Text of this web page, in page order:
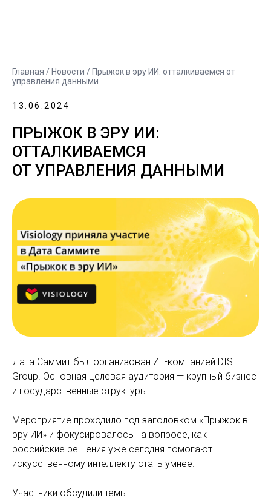
Главная / Новости / Прыжок в эру ИИ: отталкиваемся от
управления данными
13.06.2024
ПРЫЖОК В ЭРУ ИИ:
ОТТАЛКИВАЕМСЯ
ОТ УПРАВЛЕНИЯ ДАННЫМИ
Дата Саммит был организован ИТ-компанией DIS
Group. Основная целевая аудитория — крупный бизнес
и государственные структуры.
Мероприятие проходило под заголовком «Прыжок в
эру ИИ» и фокусировалось на вопросе, как
российские решения уже сегодня помогают
искусственному интеллекту стать умнее.
Участники обсудили темы: